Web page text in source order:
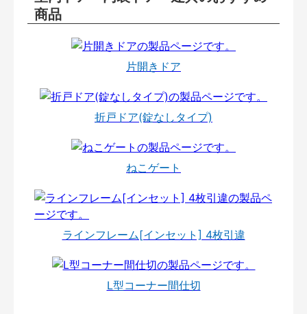
商品
片開きドア
折戸ドア(錠なしタイプ)
ねこゲート
ラインフレーム[インセット] 4枚引違
L型コーナー間仕切